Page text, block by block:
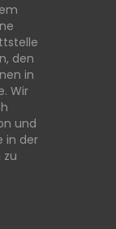
den
in
Wir
und
in der
zu